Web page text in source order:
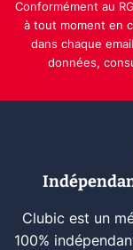
Conformément au
à tout moment en
dans chaque
données,
Clubic est un
100%